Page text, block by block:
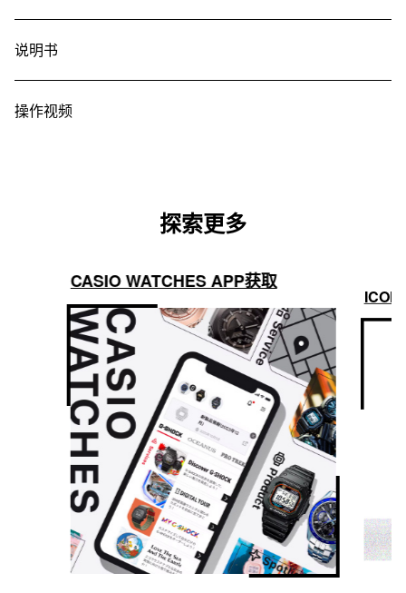
说明书
操作视频
探索更多
CASIO WATCHES APP获取